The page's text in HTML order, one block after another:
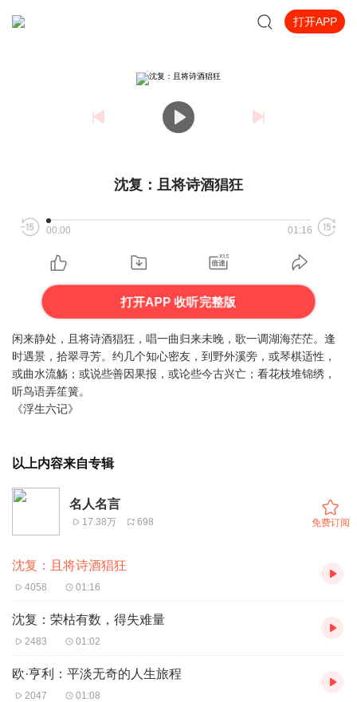
打开APP
沈复：且将诗酒猖狂
00:00 01:16
打开APP 收听完整版
闲来静处，且将诗酒猖狂，唱一曲归来未晚，歌一调湖海茫茫。逢
时遇景，拾翠寻芳。约几个知心密友，到野外溪旁，或琴棋适性，
或曲水流觞；或说些善因果报，或论些今古兴亡；看花枝堆锦绣，
听鸟语弄笙簧。
《浮生六记》
以上内容来自专辑
名人名言
17.38万 698 免费订阅
沈复：且将诗酒猖狂
4058 01:16
沈复：荣枯有数，得失难量
2483 01:02
欧·亨利：平淡无奇的人生旅程
2047 01:08